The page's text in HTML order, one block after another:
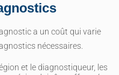
a un coût qui varie
nécessaires.
et le diagnostiqueur, les